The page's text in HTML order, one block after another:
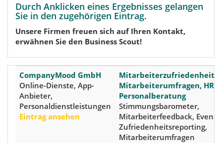
Durch Anklicken eines Ergebnisses gelangen
Sie in den zugehörigen Eintrag.
Unsere Firmen freuen sich auf Ihren Kontakt,
erwähnen Sie den Business Scout!
CompanyMood GmbH
Online-Dienste, App-
Anbieter,
Personaldienstleistungen
Eintrag ansehen
Mitarbeiterumfragen, HR-
Personalberatung
Stimmungsbarometer,
Mitarbeiterfeedback, Event-
Zufriedenheitsreporting,
Mitarbeiterumfragen